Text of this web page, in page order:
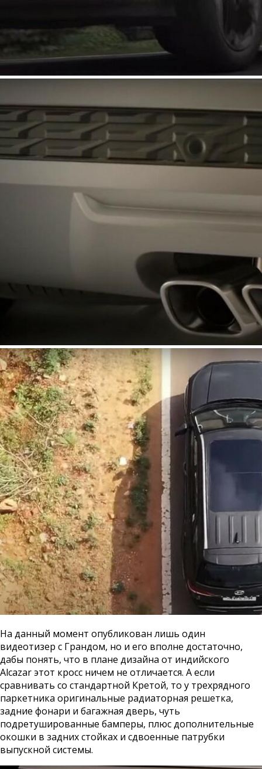
На данный момент опубликован лишь один
видеотизер с Грандом, но и его вполне достаточно,
дабы понять, что в плане дизайна от индийского
Alcazar этот кросс ничем не отличается. А если
сравнивать со стандартной Кретой, то у трехрядного
паркетника оригинальные радиаторная решетка,
задние фонари и багажная дверь, чуть
подретушированные бамперы, плюс дополнительные
окошки в задних стойках и сдвоенные патрубки
выпускной системы.